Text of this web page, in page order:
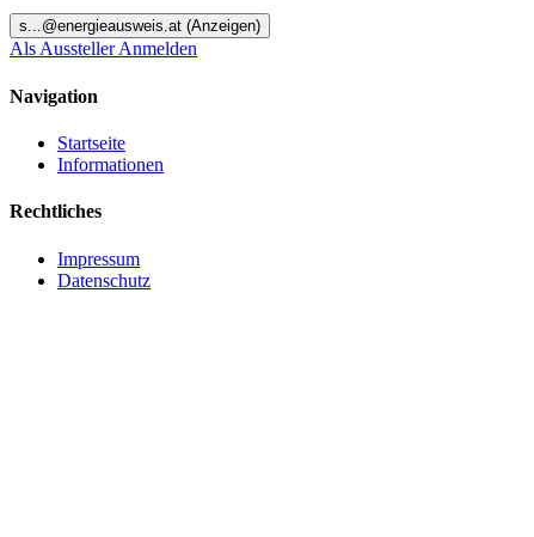
s...@energieausweis.at (Anzeigen)
Als Aussteller Anmelden
Navigation
Startseite
Informationen
Rechtliches
Impressum
Datenschutz